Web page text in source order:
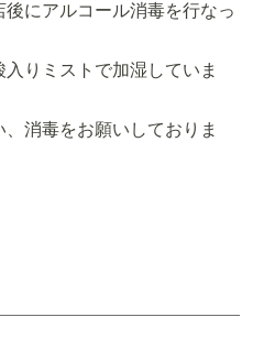
にアルコール消毒を行なっ
りミストで加湿していま
消毒をお願いしておりま